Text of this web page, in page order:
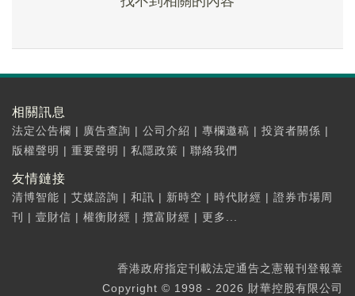
相關訊息
法定公告欄 | 廣告查詢 | 公司介紹 | 專欄邀稿 | 投資者關係 |
版權聲明 | 重要聲明 | 私隱政策 | 聯絡我們
友情鏈接
清博智能 | 艾媒諮詢 | 和訊 | 新時空 | 時代財經 | 證券市場周
刊
| 壹財信 | 權衡財經 | 攬富財經 | 更多...
香港政府指定刊載法定通告之憲報刊登報章
Copyright © 1998 - 2026 財華控股有限公司